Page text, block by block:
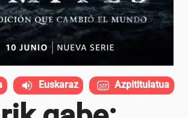
Euskaraz Azpititulatua